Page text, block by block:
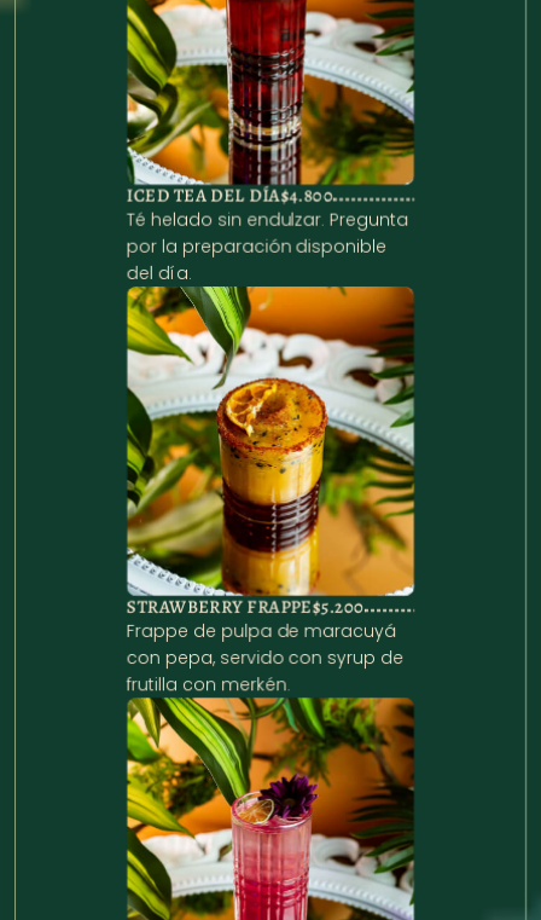
ICED TEA DEL DÍA$4.800
Té helado sin endulzar. Pregunta
por la preparación disponible
del día.
STRAWBERRY FRAPPE$5.200
Frappe de pulpa de maracuyá
con pepa, servido con syrup de